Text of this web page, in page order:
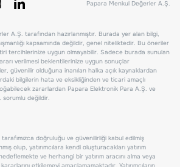
Papara Menkul Değerler A.Ş.
A.Ş. tarafından hazırlanmıştır. Burada yer alan bilgi,
kapsamında değildir, genel niteliktedir. Bu öneriler
tercihlerinize uygun olmayabilir. Sadece burada sunulan
verilmesi beklentilerinize uygun sonuçlar
güvenilir olduğuna inanılan halka açık kaynaklardan
bilgilerin hata ve eksikliğinden ve ticari amaçlı
zararlardan Papara Elektronik Para A.Ş. ve
sorumlu değildir.
doğruluğu ve güvenilirliği kabul edilmiş
olup, yatırımcılara kendi oluşturacakları yatırım
ve herhangi bir yatırım aracını alma veya